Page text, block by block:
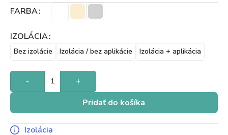
FARBA
IZOLÁCIA
Bez izolácie Izolácia / bez aplikácie Izolácia + aplikácia
- +
Pridať do košíka
Izolácia